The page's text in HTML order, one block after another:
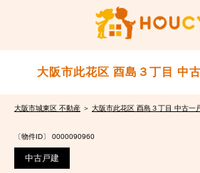
大阪市此花区 酉島３丁目 中
大阪市城東区 不動産 ＞ 大阪市此花区 酉島３丁目 中古一
〔物件ID〕 0000090960
中古戸建